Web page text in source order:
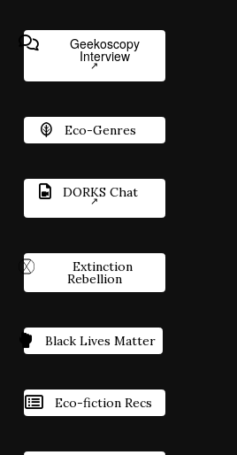
Geekoscopy
Interview
Eco-Genres
DORKS Chat
Extinction
Rebellion
Black Lives Matter
Eco-fiction Recs